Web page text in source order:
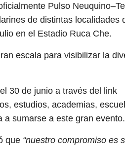
Pulso
de distintas localidades
en el Estadio Ruca Che.
escala para visibilizar la
30 de junio a través del link
estudios, academias,
a sumarse a este gran evento.
que “nuestro compromiso es